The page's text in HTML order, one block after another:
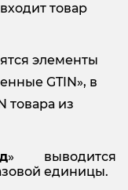
товар
элементы
GTIN», в
товара из
» выводится
единицы.